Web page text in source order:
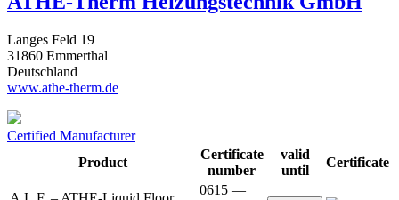
Langes Feld 19
31860 Emmerthal
Deutschland
www.athe-therm.de
Certified Manufacturer
Product
Certificate
number
valid
until
Certificate
0615 —